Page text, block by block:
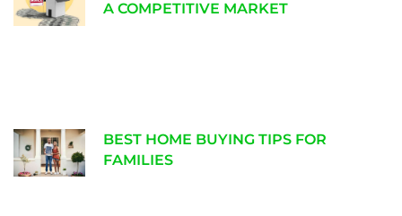
A COMPETITIVE MARKET
BEST HOME BUYING TIPS FOR
FAMILIES